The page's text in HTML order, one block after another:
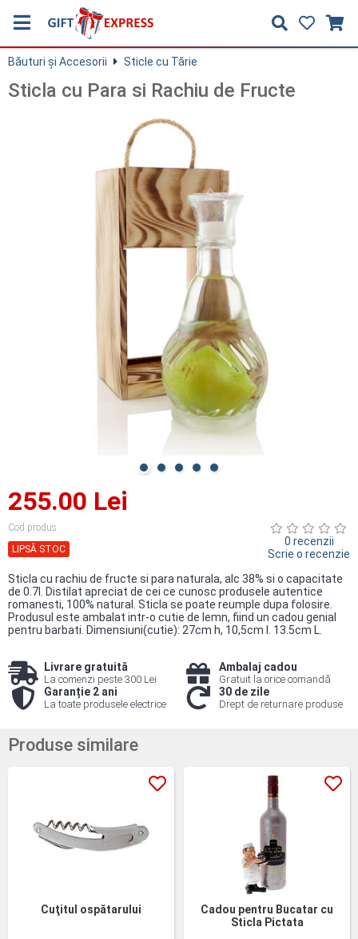
Băuturi și Accesorii Sticle cu Tărie
Sticla cu Para si Rachiu de Fructe
255.00 Lei
Cod produs
LIPSĂ STOC
0 recenzii
Scrie o recenzie
Sticla cu rachiu de fructe si para naturala, alc 38% si o capacitate
de 0.7l. Distilat apreciat de cei ce cunosc produsele autentice
romanesti, 100% natural. Sticla se poate reumple dupa folosire.
Produsul este ambalat intr-o cutie de lemn, fiind un cadou genial
pentru barbati. Dimensiuni(cutie): 27cm h, 10,5cm l. 13.5cm L.
Livrare gratuită
La comenzi peste 300 Lei
Ambalaj cadou
Gratuit la orice comandă
Garanție 2 ani
La toate produsele electrice
30 de zile
Drept de returnare produse
Produse similare
Cuţitul ospătarului
Cadou pentru Bucatar cu
Sticla Pictata